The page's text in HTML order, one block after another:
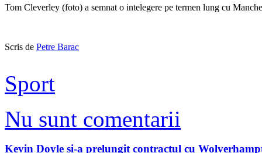
Tom Cleverley (foto) a semnat o intelegere pe termen lung cu
Scris de Petre Barac
Sport
Nu sunt comentarii
Kevin Doyle si-a prelungit contractul cu